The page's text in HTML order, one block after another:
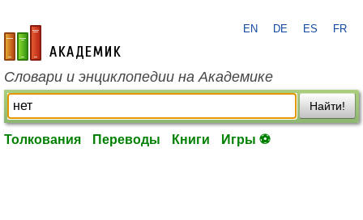
academic.ru
EN DE ES FR
Словари и энциклопедии на Академике
Найти!
Толкования Переводы Книги Игры ⚽